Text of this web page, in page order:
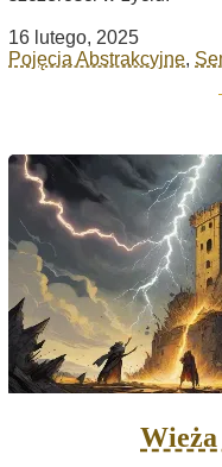
16 lutego, 2025
Pojęcia Abstrakcyjne,